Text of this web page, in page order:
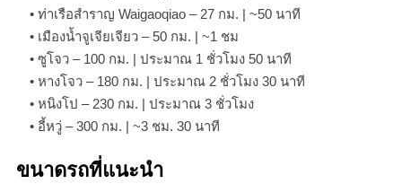
• ท่าเรือสำราญ Waigaoqiao – 27 กม. | ~50 นาที
• เมืองน้ำจูเจียเจียว – 50 กม. | ~1 ชม
• ซูโจว – 100 กม. | ประมาณ 1 ชั่วโมง 50 นาที
• หางโจว – 180 กม. | ประมาณ 2 ชั่วโมง 30 นาที
• หนิงโป – 230 กม. | ประมาณ 3 ชั่วโมง
• อี้หวู่ – 300 กม. | ~3 ชม. 30 นาที
ขนาดรถที่แนะนำ